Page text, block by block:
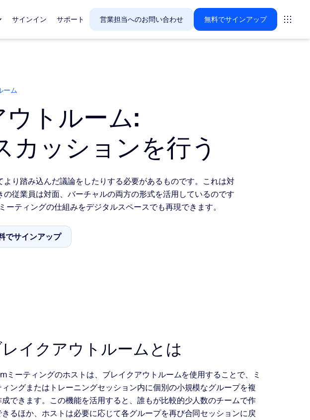
サインイン サポート 営業担当へのお問い合わせ 無料でサインアップ
ミーティング
ルーム
CXインサイト
ーム
トルーム:
カッションを行う
り踏み込んだ議論をしたりする必要があるものです。これは対
従業員は対面、バーチャルの両方の形式を活用しているのです
ティングの仕組みをデジタルスペースでも再現できます。
でサインアップ
無料でサインアップ
イクアウトルームとは
ミーティングのホストは、ブレイクアウトルームを使用することで、ミ
ィングまたはトレーニングセッション内に個別の小規模なグループを複
できます。この機能を活用すると、誰もが比較的少人数のチームで作
るほか、ホストは必要に応じて各グループを再び合同セッションに戻